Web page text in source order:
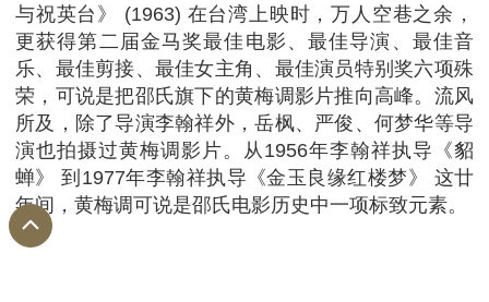
与祝英台》 (1963) 在台湾上映时，万人空巷之余，
更获得第二届金马奖最佳电影、最佳导演、最佳音
乐、最佳剪接、最佳女主角、最佳演员特别奖六项殊
荣，可说是把邵氏旗下的黄梅调影片推向高峰。流风
所及，除了导演李翰祥外，岳枫、严俊、何梦华等导
演也拍摄过黄梅调影片。从1956年李翰祥执导《貂
蝉》 到1977年李翰祥执导《金玉良缘红楼梦》 这廿
年间，黄梅调可说是邵氏电影历史中一项标致元素。